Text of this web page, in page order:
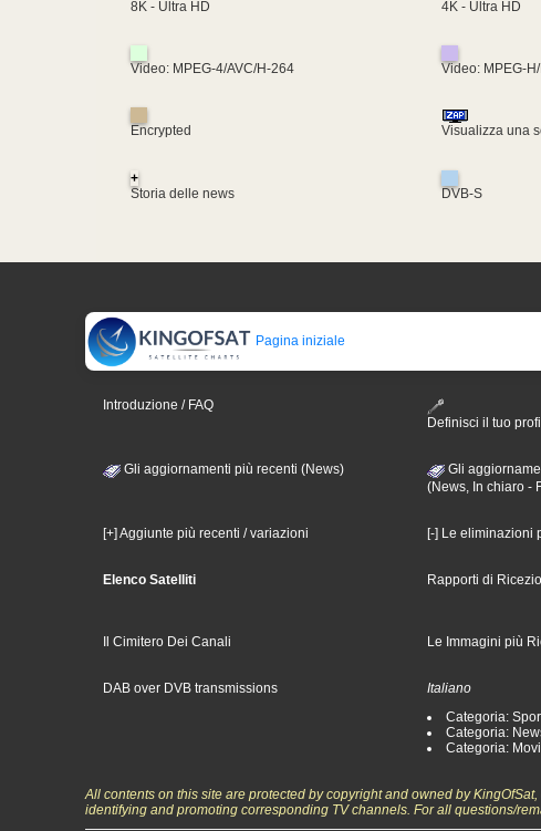
8K - Ultra HD 4K - Ultra HD
Video: MPEG-4/AVC/H-264 Video: MPEG-
Encrypted Visualizza una
+
Storia delle news
DVB-S
Pagina iniziale
Introduzione / FAQ
Definisci il tuo
Gli aggiornamenti più recenti (News)
Gli
(News, In chiaro -
[+] Aggiunte più recenti / variazioni [-] Le eliminazioni
Elenco Satelliti Rapporti di
Il Cimitero Dei Canali Le Immagini più
DAB over DVB transmissions
Italiano
Categoria:
Categoria:
Categoria:
All contents on this site are protected by copyright and owned by
identifying and promoting corresponding TV channels. For all questions/